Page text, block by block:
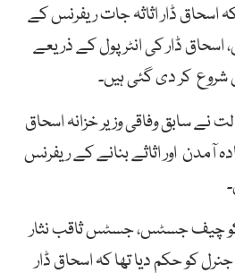
اسحاق ڈار اثاثہ جات ریفرنس کے
اسحاق ڈار کی انٹرپول کے ذریعے
کر دی گئی ہیں۔
سابق وفاقی وزیر خزانہ اسحاق
آمدن اور اثاثے بنانے کے ریفرنس
چیف جسٹس، جسٹس ثاقب نثار
جنرل کو حکم دیا تھا کہ اسحاق ڈار